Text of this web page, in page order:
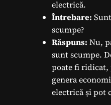
electrică.
Întrebare:
scumpe?
Răspuns: Nu,
sunt scumpe.
poate fi
genera
electrică și pot